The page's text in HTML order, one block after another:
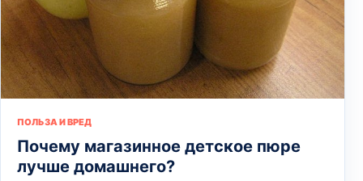
ПОЛЬЗА И ВРЕД
Почему магазинное детское пюре
лучше домашнего?